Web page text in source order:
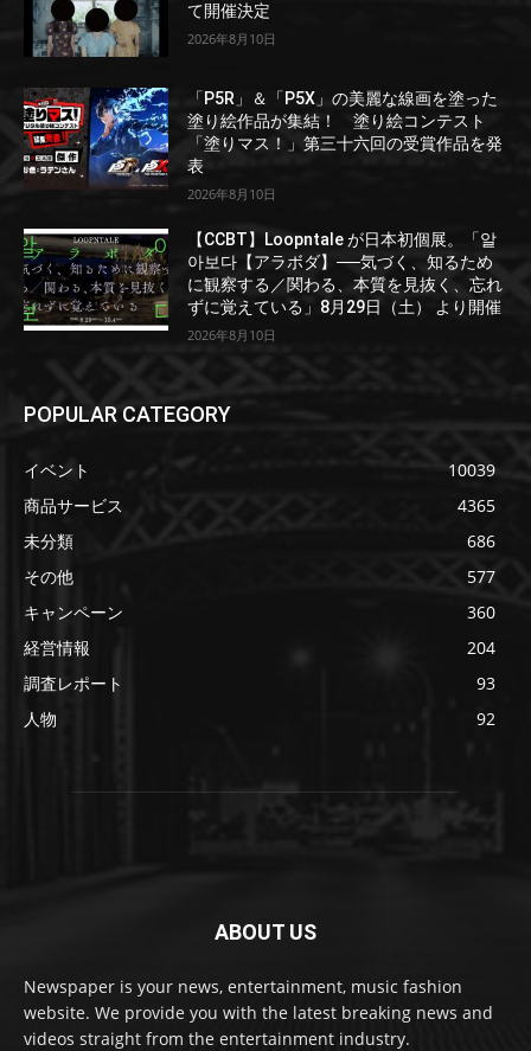
て開催決定
2026年8月10日
「P5R」＆「P5X」の美麗な線画を塗った
塗り絵作品が集結！ 塗り絵コンテスト
「塗りマス！」第三十六回の受賞作品を発
表
2026年8月10日
【CCBT】Loopntale が日本初個展。「알
아보다【アラボダ】──気づく、知るため
に観察する／関わる、本質を見抜く、忘れ
ずに覚えている」8月29日（土） より開催
2026年8月10日
POPULAR CATEGORY
イベント
10039
商品サービス
4365
未分類
686
その他
577
キャンペーン
360
経営情報
204
調査レポート
93
人物
92
ABOUT US
Newspaper is your news, entertainment, music fashion
website. We provide you with the latest breaking news and
videos straight from the entertainment industry.